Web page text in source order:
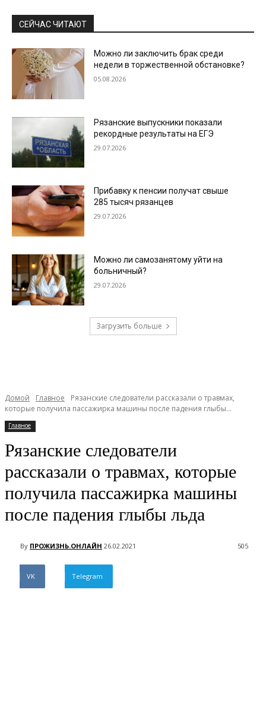
СЕЙЧАС ЧИТАЮТ
Можно ли заключить брак среди
недели в торжественной обстановке?
05.08.2026
Рязанские выпускники показали
рекордные результаты на ЕГЭ
29.07.2026
Прибавку к пенсии получат свыше
285 тысяч рязанцев
29.07.2026
Можно ли самозанятому уйти на
больничный?
29.07.2026
Загрузить больше